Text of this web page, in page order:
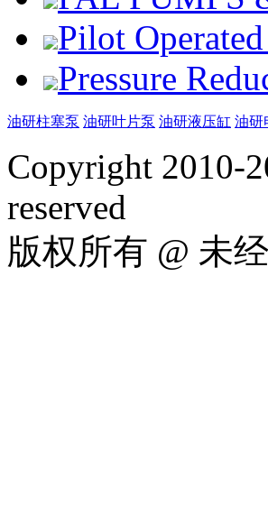
Pilot
Pressure
油研柱塞泵 油研叶片泵 油研液压缸 油研
Copyright 2010-
reserved
版权所有 @ 未